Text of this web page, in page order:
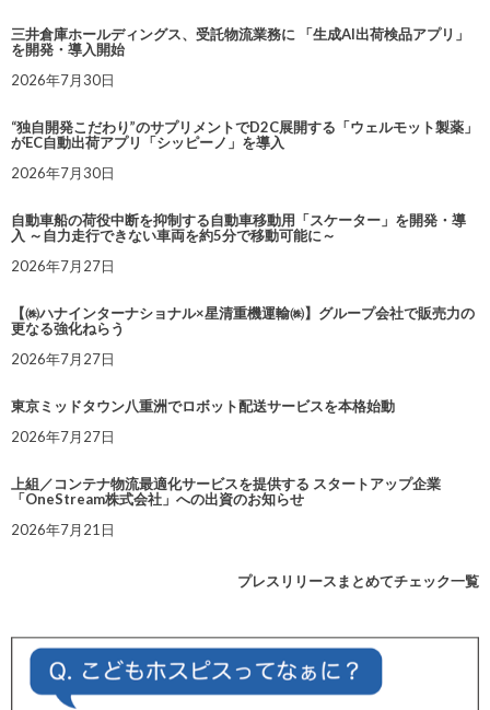
三井倉庫ホールディングス、受託物流業務に 「生成AI出荷検品アプリ」
を開発・導入開始
2026年7月30日
“独自開発こだわり”のサプリメントでD2C展開する「ウェルモット製薬」
がEC自動出荷アプリ「シッピーノ」を導入
2026年7月30日
自動車船の荷役中断を抑制する自動車移動用「スケーター」を開発・導
入 ～自力走行できない車両を約5分で移動可能に～
2026年7月27日
【㈱ハナインターナショナル×星清重機運輸㈱】グループ会社で販売力の
更なる強化ねらう
2026年7月27日
東京ミッドタウン八重洲でロボット配送サービスを本格始動
2026年7月27日
上組／コンテナ物流最適化サービスを提供する スタートアップ企業
「OneStream株式会社」への出資のお知らせ
2026年7月21日
プレスリリースまとめてチェック一覧